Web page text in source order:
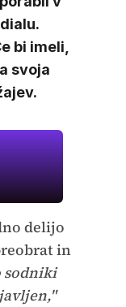
bi imeli,
svoja
delijo
in
sodniki